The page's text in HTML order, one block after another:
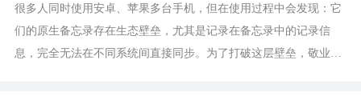
很多人同时使用安卓、苹果多台手机，但在使用过程中会发现：它
们的原生备忘录存在生态壁垒，尤其是记录在备忘录中的记录信
息，完全无法在不同系统间直接同步。为了打破这层壁垒，敬业签